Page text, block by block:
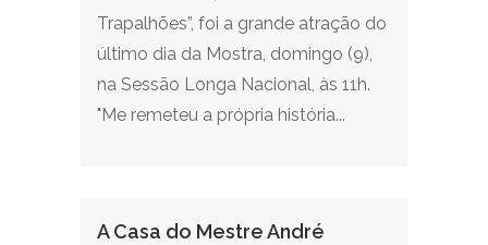
Trapalhões”, foi a grande atração do
último dia da Mostra, domingo (9),
na Sessão Longa Nacional, às 11h.
"Me remeteu a própria história...
A Casa do Mestre André